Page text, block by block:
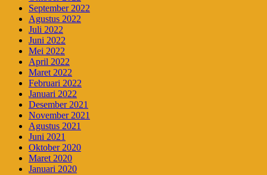
September 2022
Agustus 2022
Juli 2022
Juni 2022
Mei 2022
April 2022
Maret 2022
Februari 2022
Januari 2022
Desember 2021
November 2021
Agustus 2021
Juni 2021
Oktober 2020
Maret 2020
Januari 2020